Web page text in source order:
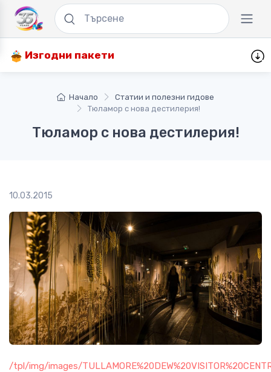
Изгодни пакети
Начало
Статии и полезни гидове
Тюламор с нова дестилерия!
Тюламор с нова дестилерия!
10.03.2015
/tpl/img/images/